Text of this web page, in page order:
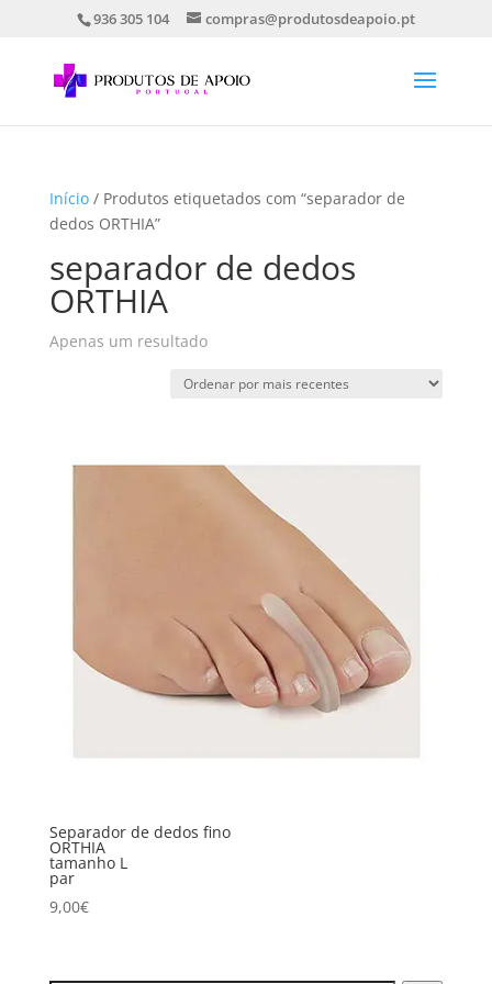
936 305 104 compras@produtosdeapoio.pt
Início/ Produtos etiquetados com “separador de
dedos ORTHIA”
separador de dedos
ORTHIA
Apenas um resultado
Separador de dedos fino
ORTHIA
tamanho L
par
9,00€